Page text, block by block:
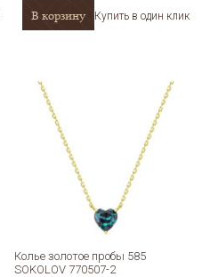
В корзину Купить в один клик
Колье золотое пробы 585
SOKOLOV 770507-2